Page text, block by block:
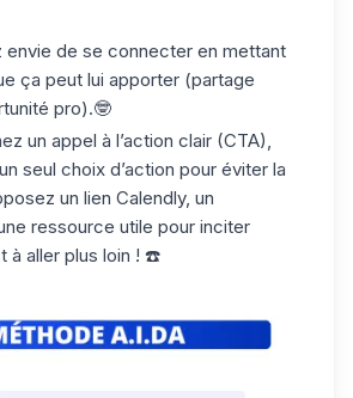
envie de se connecter en mettant
ça peut lui apporter (partage
pro).🤓
un appel à l’action clair (CTA),
seul choix d’action pour éviter la
un lien Calendly, un
ressource utile pour inciter
à aller plus loin ! ☎️